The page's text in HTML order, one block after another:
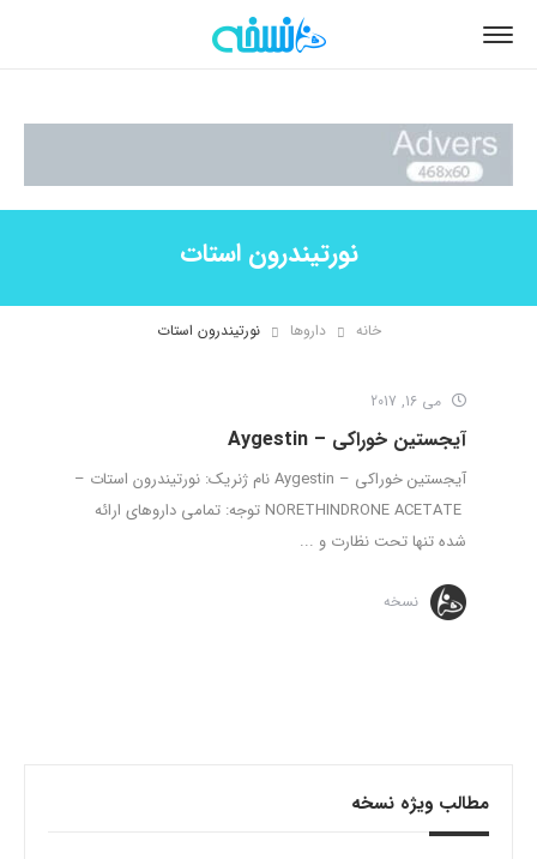
نورتیندرون استات
خانه داروها نورتیندرون استات
می 16, 2017
آیجستین خوراکی – Aygestin
آیجستین خوراکی – Aygestin نام ژنریک: نورتیندرون استات –
NORETHINDRONE ACETATE توجه: تمامی داروهای ارائه
شده تنها تحت نظارت و ...
نسخه
مطالب ویژه نسخه